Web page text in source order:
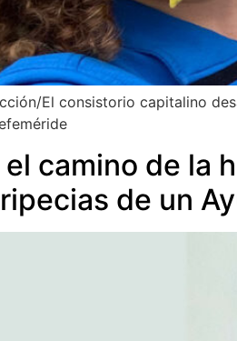
El consistorio capitalino
el camino de la
de un